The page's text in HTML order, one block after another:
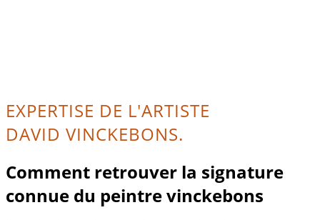
EXPERTISE DE L'ARTISTE
DAVID VINCKEBONS.
Comment retrouver la signature
connue du peintre vinckebons